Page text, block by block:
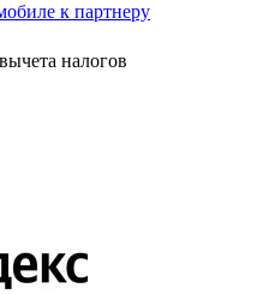
к партнеру
налогов